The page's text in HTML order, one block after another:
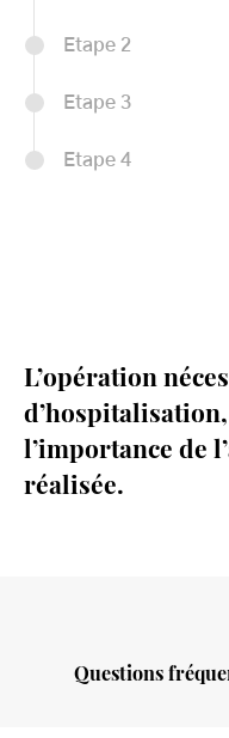
Etape 2
Etape 3
Etape 4
L’opération
l’importance de
réalisée.
Questions